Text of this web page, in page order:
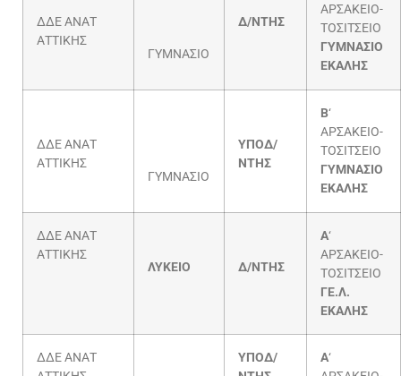
ΔΔΕ ΑΝΑΤ
ΑΤΤΙΚΗΣ
ΓΥΜΝΑΣΙΟ
Δ/ΝΤΗΣ
ΑΡΣΑΚΕΙΟ-
ΤΟΣΙΤΣΕΙΟ
ΓΥΜΝΑΣΙΟ
ΕΚΑΛΗΣ
ΔΔΕ ΑΝΑΤ
ΑΤΤΙΚΗΣ
ΓΥΜΝΑΣΙΟ
ΥΠΟΔ/
ΝΤΗΣ
Β‘
ΑΡΣΑΚΕΙΟ-
ΤΟΣΙΤΣΕΙΟ
ΓΥΜΝΑΣΙΟ
ΕΚΑΛΗΣ
ΔΔΕ ΑΝΑΤ
ΑΤΤΙΚΗΣ
ΛΥΚΕΙΟ
Δ/ΝΤΗΣ
Α‘
ΑΡΣΑΚΕΙΟ-
ΤΟΣΙΤΣΕΙΟ
ΓΕ.Λ.
ΕΚΑΛΗΣ
ΔΔΕ ΑΝΑΤ
ΥΠΟΔ/
Α‘